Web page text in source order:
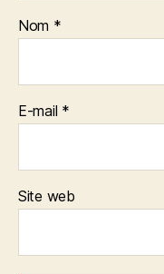
Nom *
E-mail *
Site web